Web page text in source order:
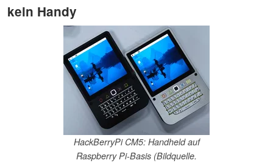
kein Handy
HackBerryPi CM5: Handheld auf
Raspberry Pi-Basis (Bildquelle.